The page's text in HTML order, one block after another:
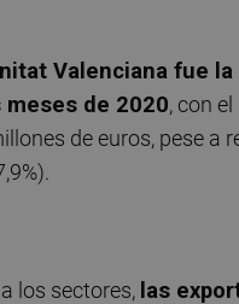
Valenciana fue
meses de 2020, con
de euros, pese a
los sectores, las